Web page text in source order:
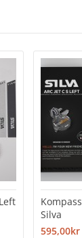
Silva
595,00kr